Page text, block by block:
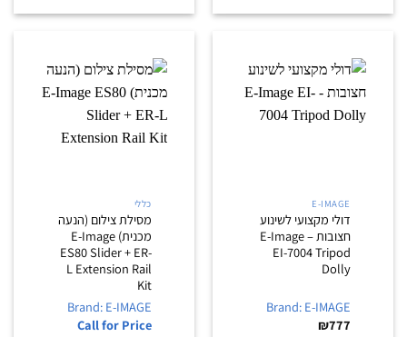
E-IMAGE
דולי מקצועי לשינוע
חצובות – E-Image
EI-7004 Tripod
Dolly
Brand: E-IMAGE
₪777
כללי
מסילת צילום (הנעה
מכנית) E-Image
ES80 Slider + ER-
L Extension Rail
Kit
Brand: E-IMAGE
Call for Price